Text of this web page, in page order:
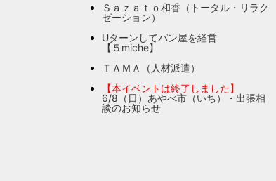
Ｓａｚａｔｏ和香（トータル・リラク
ゼーション）
Uターンしてパン屋を経営
【５miche】
ＴＡＭＡ（人材派遣）
【本イベントは終了しました】
6/8（日）あやべ市（いち）・出張相
談のお知らせ